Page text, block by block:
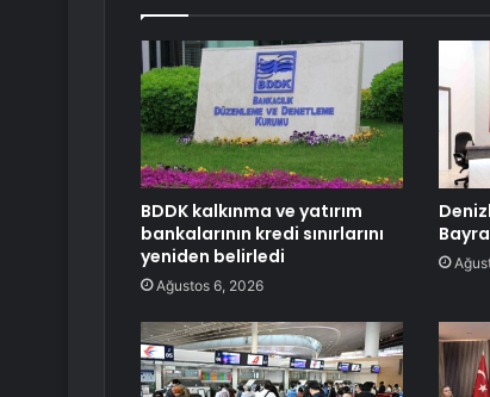
BDDK kalkınma ve yatırım
bankalarının kredi sınırlarını
yeniden belirledi
Ağustos 6, 2026